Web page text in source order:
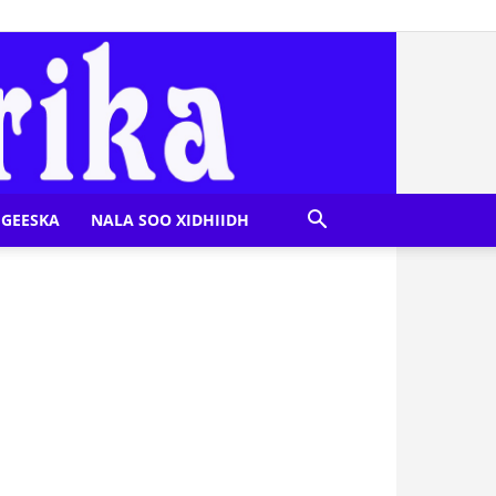
NALA SOO XIDHIIDH